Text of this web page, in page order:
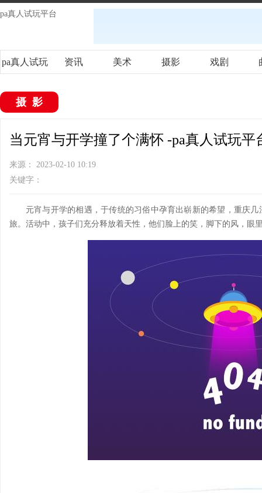
pa真人试玩平台
pa真人试玩 资讯 美术 摄影 戏剧
摄影
当元宵与开学撞了个满怀 -pa真人试玩平
来源： 2023-02-10 10:19
关键字：
元宵与开学的相遇，于传统的习俗中孕育出崭新的希望，重庆
旅。活动中，孩子们充分释放着天性，他们脸上的笑，脚下的风，眼